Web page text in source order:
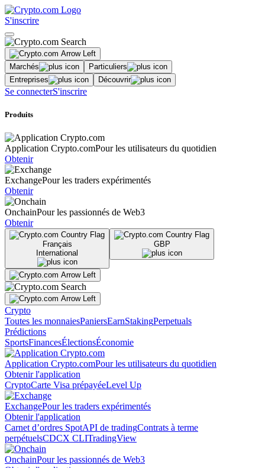
S'inscrire
Marchés
Particuliers
Entreprises
Découvrir
Se connecterS'inscrire
Produits
Application Crypto.comPour les utilisateurs du quotidien
Obtenir
ExchangePour les traders expérimentés
Obtenir
OnchainPour les passionnés de Web3
Obtenir
Français
International
GBP
Crypto
Toutes les monnaiesPaniersEarnStakingPerpetuals
Prédictions
SportsFinancesÉlectionsÉconomie
Application Crypto.comPour les utilisateurs du quotidien
Obtenir l'application
CryptoCarte Visa prépayéeLevel Up
ExchangePour les traders expérimentés
Obtenir l'application
Carnet d’ordres SpotAPI de tradingContrats à terme
perpétuelsCDCX CLITradingView
OnchainPour les passionnés de Web3